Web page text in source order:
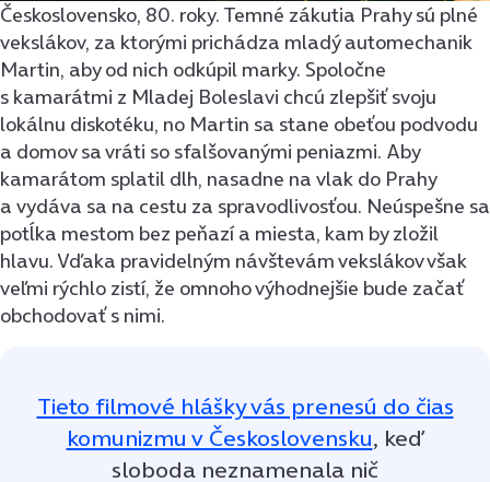
Československo, 80. roky. Temné zákutia Prahy sú plné
vekslákov, za ktorými prichádza mladý automechanik
Martin, aby od nich odkúpil marky. Spoločne
s kamarátmi z Mladej Boleslavi chcú zlepšiť svoju
lokálnu diskotéku, no Martin sa stane obeťou podvodu
a domov sa vráti so sfalšovanými peniazmi. Aby
kamarátom splatil dlh, nasadne na vlak do Prahy
a vydáva sa na cestu za spravodlivosťou. Neúspešne sa
potĺka mestom bez peňazí a miesta, kam by zložil
hlavu. Vďaka pravidelným návštevám vekslákov však
veľmi rýchlo zistí, že omnoho výhodnejšie bude začať
obchodovať s nimi.
Tieto filmové hlášky vás prenesú do čias
komunizmu v Československu, keď
sloboda neznamenala nič